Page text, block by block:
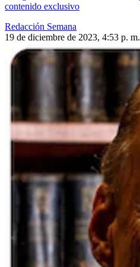
contenido exclusivo
Redacción Semana
19 de diciembre de 2023, 4:53 p. m.